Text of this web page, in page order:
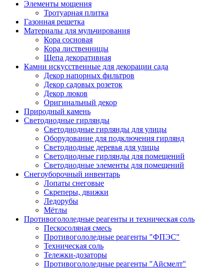
Элементы мощения
Тротуарная плитка
Газонная решетка
Материалы для мульчирования
Кора сосновая
Кора лиственницы
Щепа декоративная
Камни искусственные для декорации сада
Декор напорных фильтров
Декор садовых розеток
Декор люков
Оригинальный декор
Природный камень
Светодиодные гирлянды
Светодиодные гирлянды для улицы
Оборудование для подключения гирлянд
Светодиодные деревья для улицы
Светодиодные гирлянды для помещений
Светодиодные элементы для помещений
Снегоуборочный инвентарь
Лопаты снеговые
Скреперы, движки
Ледорубы
Мётлы
Противогололедные реагенты и техническая соль
Пескосоляная смесь
Противогололедные реагенты "ФПЭС"
Техническая соль
Тележки-дозаторы
Противогололедные реагенты "Айсмелт"